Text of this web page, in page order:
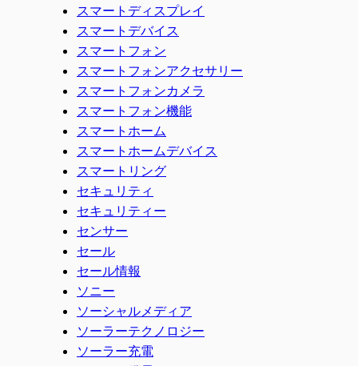
スマートディスプレイ
スマートデバイス
スマートフォン
スマートフォンアクセサリー
スマートフォンカメラ
スマートフォン機能
スマートホーム
スマートホームデバイス
スマートリング
セキュリティ
セキュリティー
センサー
セール
セール情報
ソニー
ソーシャルメディア
ソーラーテクノロジー
ソーラー充電